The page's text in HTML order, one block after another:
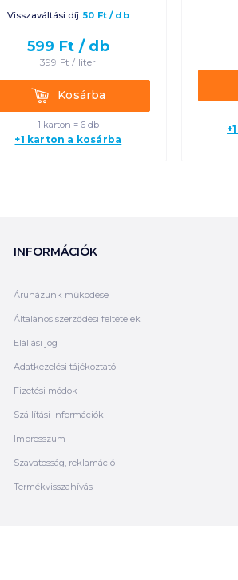
Visszaváltási díj: 50 Ft/ db
599 Ft / db
399 Ft / liter
KosárbaKosárba
1 karton = 6 db
+1 karton a kosárba
INFORMÁCIÓK
Áruházunk működése
Általános szerződési feltételek
Elállási jog
Adatkezelési tájékoztató
Fizetési módok
Szállítási információk
Impresszum
Szavatosság, reklamáció
Termékvisszahívás